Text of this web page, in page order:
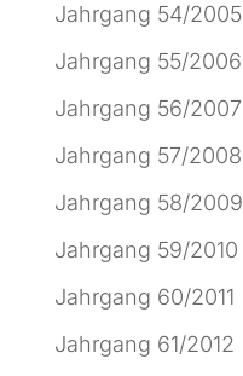
Jahrgang 54/2005
Jahrgang 55/2006
Jahrgang 56/2007
Jahrgang 57/2008
Jahrgang 58/2009
Jahrgang 59/2010
Jahrgang 60/2011
Jahrgang 61/2012